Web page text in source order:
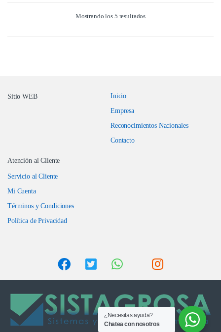
Mostrando los 5 resultados
Sitio WEB
Inicio
Empresa
Reconocimientos Nacionales
Contacto
Atención al Cliente
Servicio al Cliente
Mi Cuenta
Términos y Condiciones
Política de Privacidad
¿Necesitas ayuda?
Chatea con nosotros